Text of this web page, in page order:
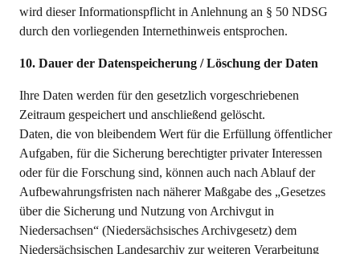
wird dieser Informationspflicht in Anlehnung an § 50 NDSG
durch den vorliegenden Internethinweis entsprochen.
10. Dauer der Datenspeicherung / Löschung der Daten
Ihre Daten werden für den gesetzlich vorgeschriebenen
Zeitraum gespeichert und anschließend gelöscht.
Daten, die von bleibendem Wert für die Erfüllung öffentlicher
Aufgaben, für die Sicherung berechtigter privater Interessen
oder für die Forschung sind, können auch nach Ablauf der
Aufbewahrungsfristen nach näherer Maßgabe des „Gesetzes
über die Sicherung und Nutzung von Archivgut in
Niedersachsen“ (Niedersächsisches Archivgesetz) dem
Niedersächsischen Landesarchiv zur weiteren Verarbeitung